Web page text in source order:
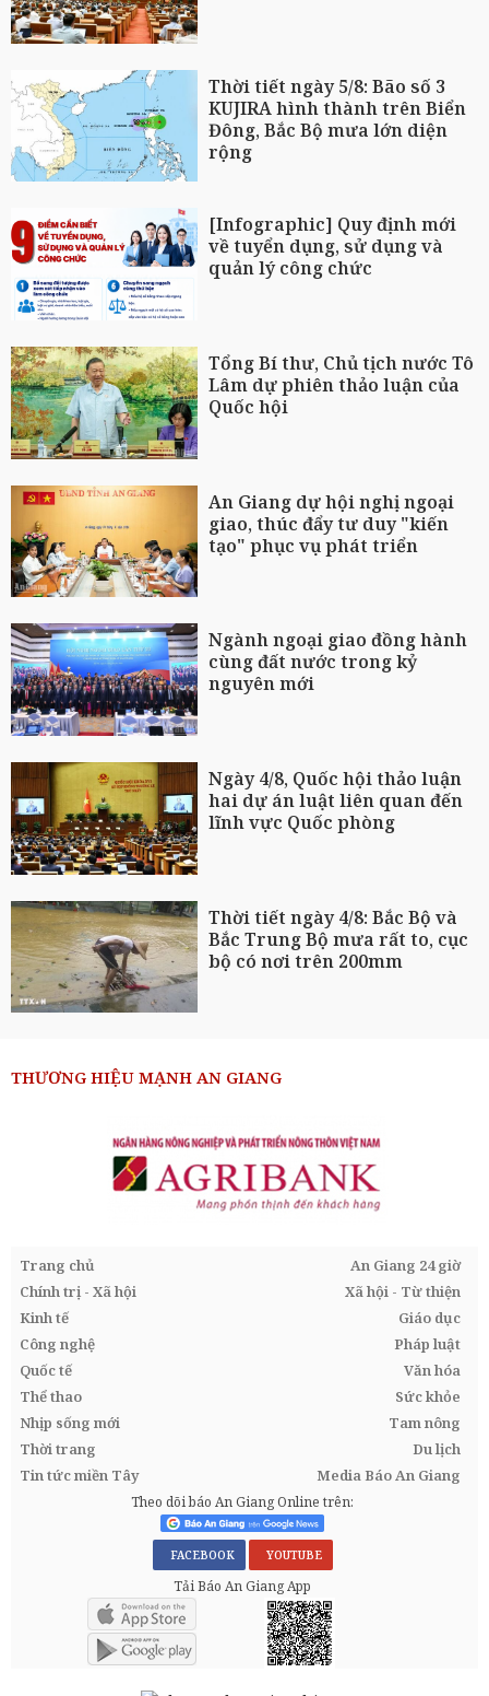
Thời tiết ngày 5/8: Bão số 3
KUJIRA hình thành trên Biển
Đông, Bắc Bộ mưa lớn diện
rộng
[Infographic] Quy định mới
về tuyển dụng, sử dụng và
quản lý công chức
Tổng Bí thư, Chủ tịch nước Tô
Lâm dự phiên thảo luận của
Quốc hội
An Giang dự hội nghị ngoại
giao, thúc đẩy tư duy "kiến
tạo" phục vụ phát triển
Ngành ngoại giao đồng hành
cùng đất nước trong kỷ
nguyên mới
Ngày 4/8, Quốc hội thảo luận
hai dự án luật liên quan đến
lĩnh vực Quốc phòng
Thời tiết ngày 4/8: Bắc Bộ và
Bắc Trung Bộ mưa rất to, cục
bộ có nơi trên 200mm
THƯƠNG HIỆU MẠNH AN GIANG
Trang chủ
An Giang 24 giờ
Chính trị - Xã hội
Xã hội - Từ thiện
Kinh tế
Giáo dục
Công nghệ
Pháp luật
Quốc tế
Văn hóa
Thể thao
Sức khỏe
Nhịp sống mới
Tam nông
Thời trang
Du lịch
Tin tức miền Tây
Media Báo An Giang
Theo dõi báo An Giang Online trên:
FACEBOOK YOUTUBE
Tải Báo An Giang App